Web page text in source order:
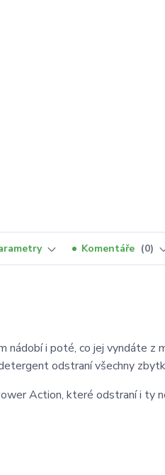
Komentáře 0
nádobí i poté, co jej vyndáte
odstraní všechny
Action, které odstraní i ty